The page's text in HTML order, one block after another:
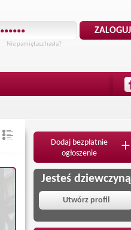
Nie pamiętasz hasła?
Dodaj bezpłatnie
ogłoszenie
+
Jesteś dziewczyną
Utwórz profil